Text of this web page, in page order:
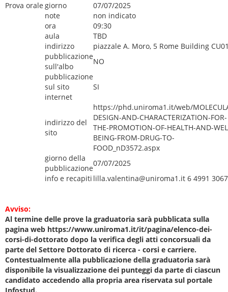
Prova orale giorno
07/07/2025
note
non indicato
ora
09:30
aula
TBD
indirizzo
piazzale A. Moro, 5 Rome Building
pubblicazione
sull'albo
NO
pubblicazione
sul sito
internet
SI
indirizzo del
sito
https://phd.uniroma1.it/web/
DESIGN-AND-CHARACTERIZATION-FOR-
THE-PROMOTION-OF-HEALTH-AND-
BEING-FROM-DRUG-TO-
FOOD_nD3572.aspx
giorno della
pubblicazione
07/07/2025
info e recapiti lilla.valentina@uniroma1.it 6 4991 3067
Avviso:
Al termine delle prove la graduatoria sarà pubblicata sulla
pagina web https://www.uniroma1.it/it/pagina/elenco-dei-
corsi-di-dottorato dopo la verifica degli atti concorsuali da
parte del Settore Dottorato di ricerca - corsi e carriere.
Contestualmente alla pubblicazione della graduatoria sarà
disponibile la visualizzazione dei punteggi da parte di ciascun
candidato accedendo alla propria area riservata sul portale